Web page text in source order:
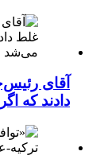
آقای
دادند که